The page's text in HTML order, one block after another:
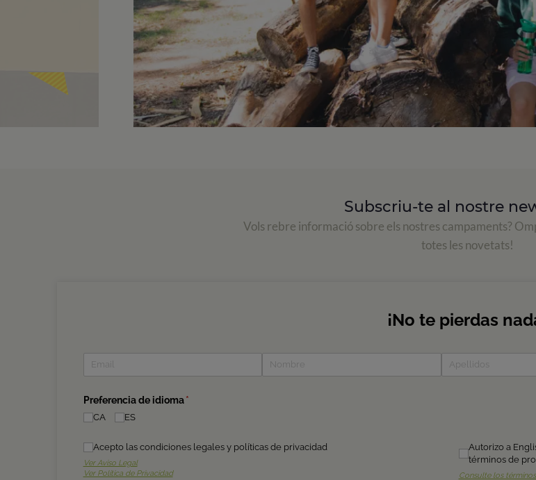
Subscriu-te al nostre
Vols rebre informació sobre els nostres campaments?
totes les novetats!